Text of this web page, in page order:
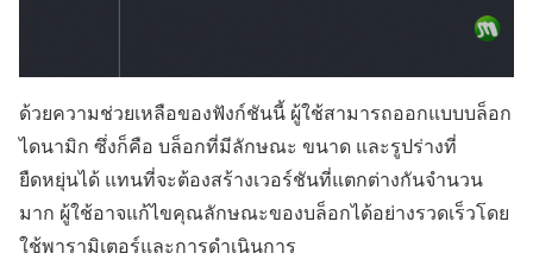
ด้วยความช่วยเหลือของฟังก์ชันนี้ ผู้ใช้สามารถออกแบบบล็อก
ไดนามิก ซึ่งก็คือ บล็อกที่มีลักษณะ ขนาด และรูปร่างที่
ยืดหยุ่นได้ แทนที่จะต้องสร้างเวอร์ชันที่แตกต่างกันจำนวน
มาก ผู้ใช้อาจแก้ไขคุณลักษณะของบล็อกได้อย่างรวดเร็วโดย
ใช้พารามิเตอร์และการดำเนินการ